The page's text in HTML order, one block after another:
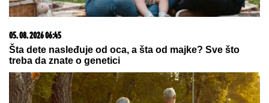
"VIDIMO VAŠE GAĆE",odbornica se
onda je nastala haotična situacija:
Sileuta pod tušem dodatno zapržila
čorbu